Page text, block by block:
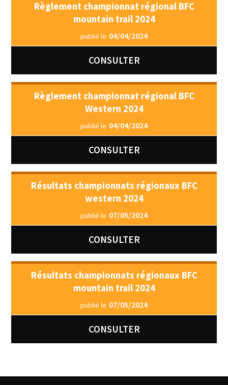
Règlement championnat régional BFC
mountain trail 2024
publié le 04/04/2024
CONSULTER
Règlement championnat régional BFC
Western 2024
publié le 04/04/2024
CONSULTER
Résultats championnats régionaux BFC
western 2024
publié le 07/05/2024
CONSULTER
Résultats championnats régionaux BFC
mountain trail 2024
publié le 07/05/2024
CONSULTER